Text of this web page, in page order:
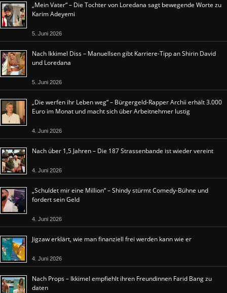
„Mein Vater“ – Die Tochter von Loredana sagt bewegende Worte zu
Karim Adeyemi
5. Juni 2026
Nach Ikkimel Diss – Manuellsen gibt Karriere-Tipp an Shirin David
und Loredana
5. Juni 2026
„Die werfen ihr Leben weg“ – Bürgergeld-Rapper Archii erhält 3.000
Euro im Monat und macht sich über Arbeitnehmer lustig
4. Juni 2026
Nach über 1,5 Jahren – Die 187 Strassenbande ist wieder vereint
4. Juni 2026
„Schuldet mir eine Million“ – Shindy stürmt Comedy-Bühne und
fordert sein Geld
4. Juni 2026
Jigzaw erklärt, wie man finanziell frei werden kann wie er
4. Juni 2026
Nach Props – Ikkimel empfiehlt ihren Freundinnen Farid Bang zu
daten